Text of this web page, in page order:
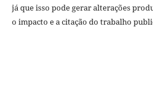
já que isso pode gerar alterações
o impacto e a citação do trabalho